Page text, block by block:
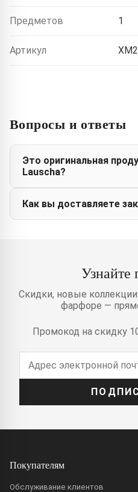
Предметов 1
Артикул
Вопросы и ответы
Это оригинальная
Lauscha?
Как вы доставляете
Узнайте
Скидки, новые
фарфоре —
Промокод на скидку
Покупателям
Обслуживание клиентов